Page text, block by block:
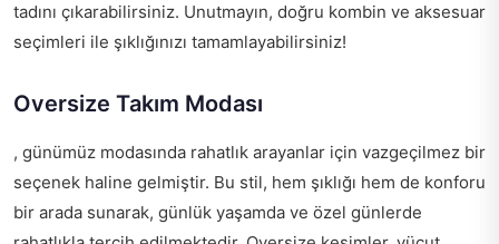
tadını çıkarabilirsiniz. Unutmayın, doğru kombin ve aksesuar
seçimleri ile şıklığınızı tamamlayabilirsiniz!
Oversize Takım Modası
, günümüz modasında rahatlık arayanlar için vazgeçilmez bir
seçenek haline gelmiştir. Bu stil, hem şıklığı hem de konforu
bir arada sunarak, günlük yaşamda ve özel günlerde